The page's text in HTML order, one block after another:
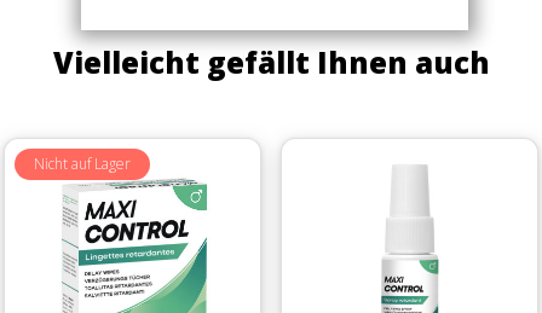
Vielleicht gefällt Ihnen auch
Nicht auf Lager